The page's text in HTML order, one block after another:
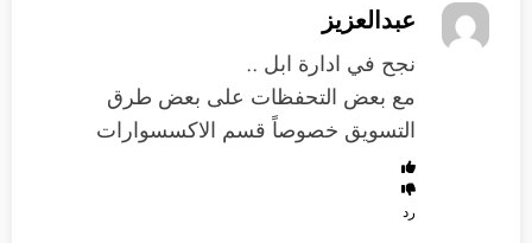
عبدالعزيز
نجح في ادارة ابل ..
مع بعض التحفظات على بعض طرق
التسويق خصوصاً قسم الاكسسوارات
رد